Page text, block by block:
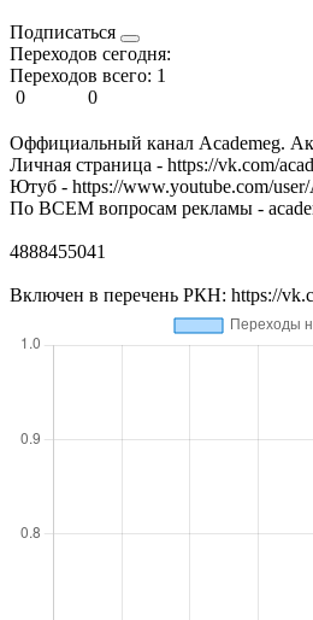
Подписаться
Переходов сегодня:
Переходов всего: 1
0
0
Оффициальный канал Academeg.
Личная страница - https://vk.com/
Ютуб - https://www.youtube.com/user/
По ВСЕМ вопросам рекламы -
4888455041
Включен в перечень РКН: https://